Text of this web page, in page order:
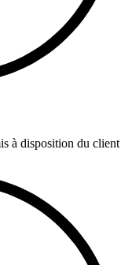
à disposition du client